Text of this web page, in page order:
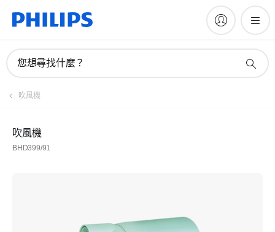
您想尋找什麼？
吹風機
吹風機
BHD399/91